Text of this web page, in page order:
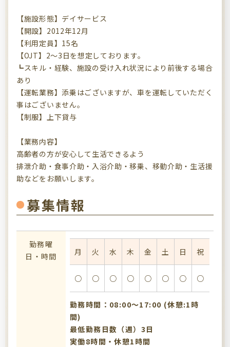
【施設形態】デイサービス
【開設】2012年12月
【利用定員】15名
【OJT】2～3日を想定しております。
┗スキル・経験、施設の受け入れ状況により前後する場合
あり
【運転業務】添乗はございますが、車を運転していただく
事はございません。
【制服】上下貸与
【業務内容】
高齢者の方が安心して生活できるよう
排泄介助・食事介助・入浴介助・移乗、移動介助・生活援
助などをお願いします。
募集情報
勤務曜
日・時間
月 火 水 木 金 土 日 祝
○ ○ ○ ○ ○ ○ ○ ○
勤務時間：08:00〜17:00 (休憩:1時
間)
最低勤務日数（週）3日
実働8時間・休憩1時間